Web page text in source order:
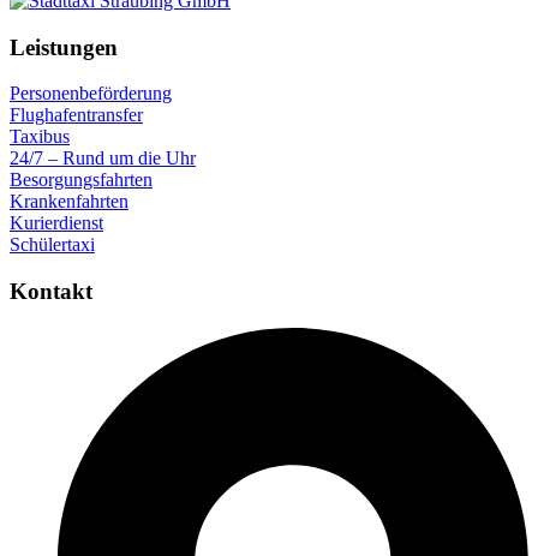
Leistungen
Personenbeförderung
Flughafentransfer
Taxibus
24/7 – Rund um die Uhr
Besorgungsfahrten
Krankenfahrten
Kurierdienst
Schülertaxi
Kontakt